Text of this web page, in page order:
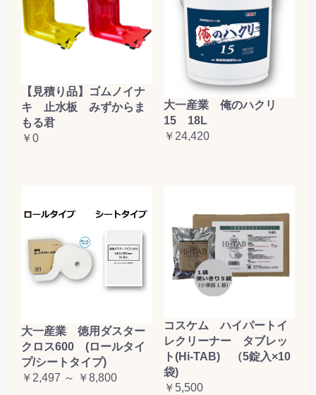
【見積り品】ゴムノイナ
キ 止水板 みずからま
もる君
￥0
大一産業 俺のハクリ
15 18L
￥24,420
大一産業 徳用ダスター
クロス600 (ロールタイ
プ/シートタイプ)
￥2,497 ～ ￥8,800
コスケム ハイパートイ
レクリーナー タブレッ
ト(Hi-TAB) （5錠入×10
袋)
￥5,500